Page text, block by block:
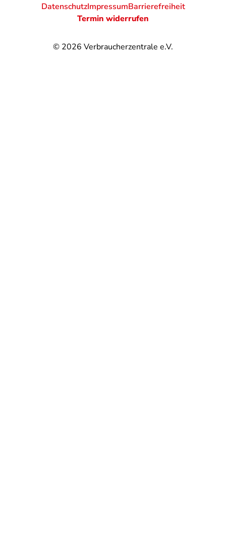
© 2026 Verbraucherzentrale e.V.
DatenschutzImpressumBarrierefreiheit
Termin widerrufen